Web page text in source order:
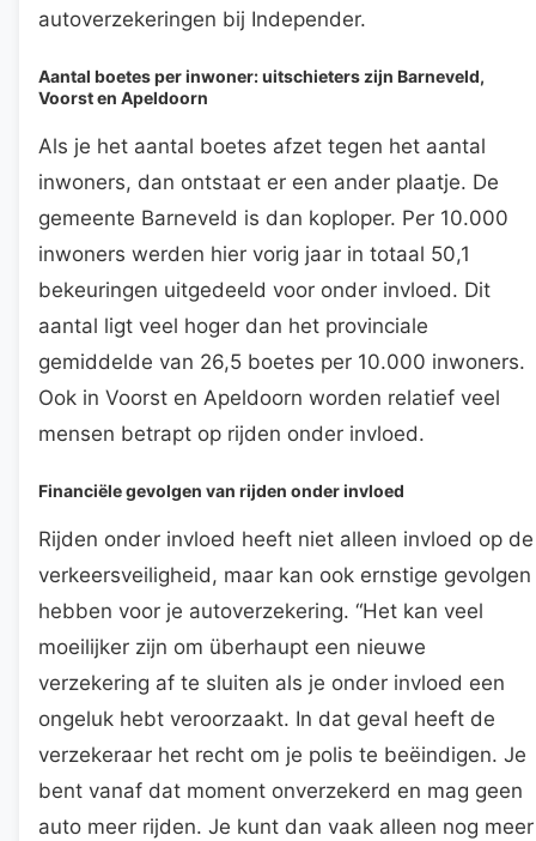
autoverzekeringen bij Independer.
Aantal boetes per inwoner: uitschieters zijn Barneveld,
Voorst en Apeldoorn
Als je het aantal boetes afzet tegen het aantal
inwoners, dan ontstaat er een ander plaatje. De
gemeente Barneveld is dan koploper. Per 10.000
inwoners werden hier vorig jaar in totaal 50,1
bekeuringen uitgedeeld voor onder invloed. Dit
aantal ligt veel hoger dan het provinciale
gemiddelde van 26,5 boetes per 10.000 inwoners.
Ook in Voorst en Apeldoorn worden relatief veel
mensen betrapt op rijden onder invloed.
Financiële gevolgen van rijden onder invloed
Rijden onder invloed heeft niet alleen invloed op de
verkeersveiligheid, maar kan ook ernstige gevolgen
hebben voor je autoverzekering. “Het kan veel
moeilijker zijn om überhaupt een nieuwe
verzekering af te sluiten als je onder invloed een
ongeluk hebt veroorzaakt. In dat geval heeft de
verzekeraar het recht om je polis te beëindigen. Je
bent vanaf dat moment onverzekerd en mag geen
auto meer rijden. Je kunt dan vaak alleen nog meer